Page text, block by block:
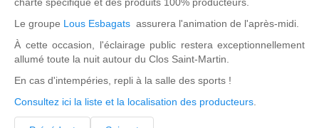
Le groupe Lous Esbagats assurera l'animation de l'après-midi.
À cette occasion, l'éclairage public restera exceptionnellement
allumé toute la nuit autour du Clos Saint-Martin.
En cas d'intempéries, repli à la salle des sports !
Consultez ici la liste et la localisation des producteurs